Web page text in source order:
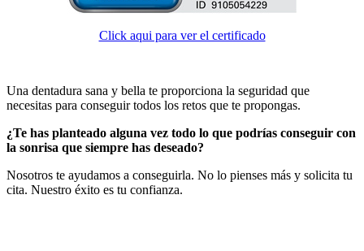
Click aqui para ver el certificado
Una dentadura sana y bella te proporciona la seguridad que
necesitas para conseguir todos los retos que te propongas.
¿Te has planteado alguna vez todo lo que podrías conseguir con
la sonrisa que siempre has deseado?
Nosotros te ayudamos a conseguirla. No lo pienses más y solicita tu
cita. Nuestro éxito es tu confianza.